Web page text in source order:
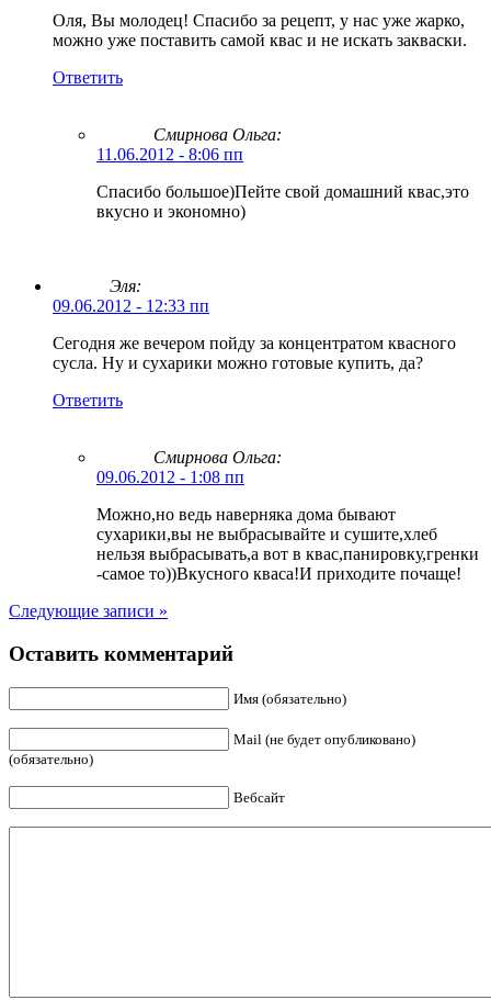
Оля, Вы молодец! Спасибо за рецепт, у нас уже жарко,
можно уже поставить самой квас и не искать закваски.
Ответить
Смирнова Ольга:
11.06.2012 - 8:06 пп
Спасибо большое)Пейте свой домашний квас,это
вкусно и экономно)
Эля:
09.06.2012 - 12:33 пп
Сегодня же вечером пойду за концентратом квасного
сусла. Ну и сухарики можно готовые купить, да?
Ответить
Смирнова Ольга:
09.06.2012 - 1:08 пп
Можно,но ведь наверняка дома бывают
сухарики,вы не выбрасывайте и сушите,хлеб
нельзя выбрасывать,а вот в квас,панировку,гренки
-самое то))Вкусного кваса!И приходите почаще!
Следующие записи »
Оставить комментарий
Имя (обязательно)
Mail (не будет опубликовано)
(обязательно)
Вебсайт